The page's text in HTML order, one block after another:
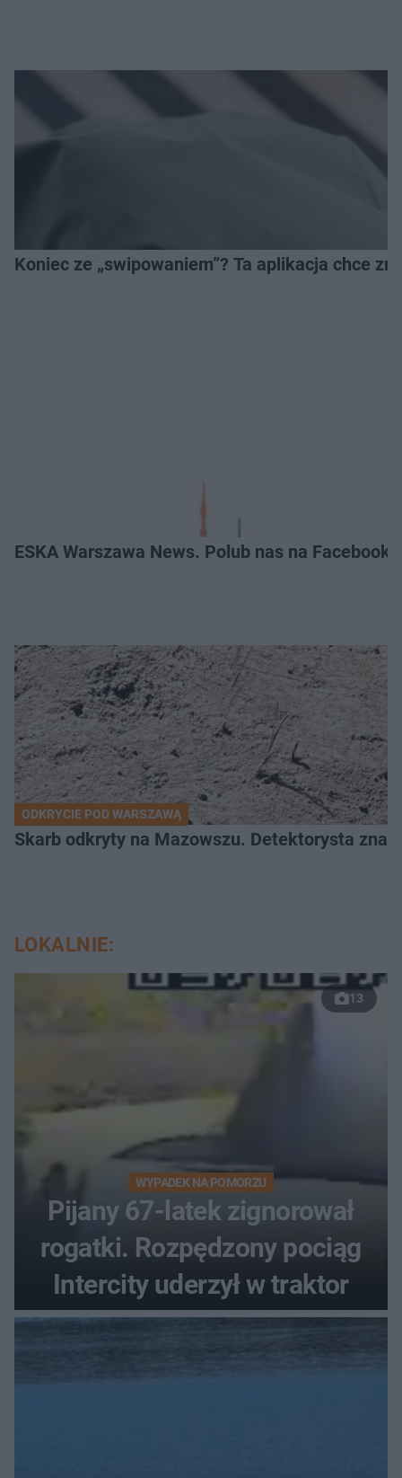
Koniec ze „swipowaniem”? Ta aplikacja chce
ESKA Warszawa News. Polub nas na
ODKRYCIE POD WARSZAWĄ
Skarb odkryty na Mazowszu. Detektorysta
LOKALNIE:
13
WYPADEK NA POMORZU
Pijany 67-latek zignorował
rogatki. Rozpędzony pociąg
Intercity uderzył w traktor